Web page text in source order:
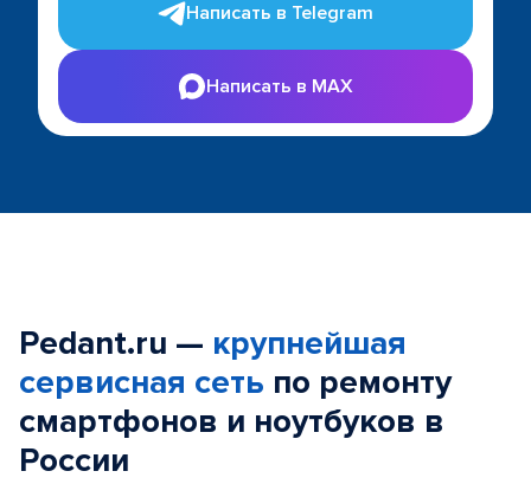
Написать в Telegram
Написать в MAX
Pedant.ru — крупнейшая
сервисная сеть по ремонту
смартфонов и ноутбуков в
России